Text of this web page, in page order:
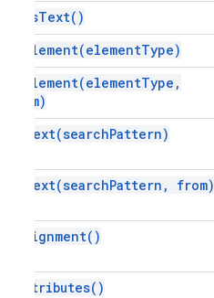
AsText( )
Element(elementType)
Element(elementType ,
from)
Text(searchPattern)
Text(searchPattern , from)
Alignment( )
Attributes( )